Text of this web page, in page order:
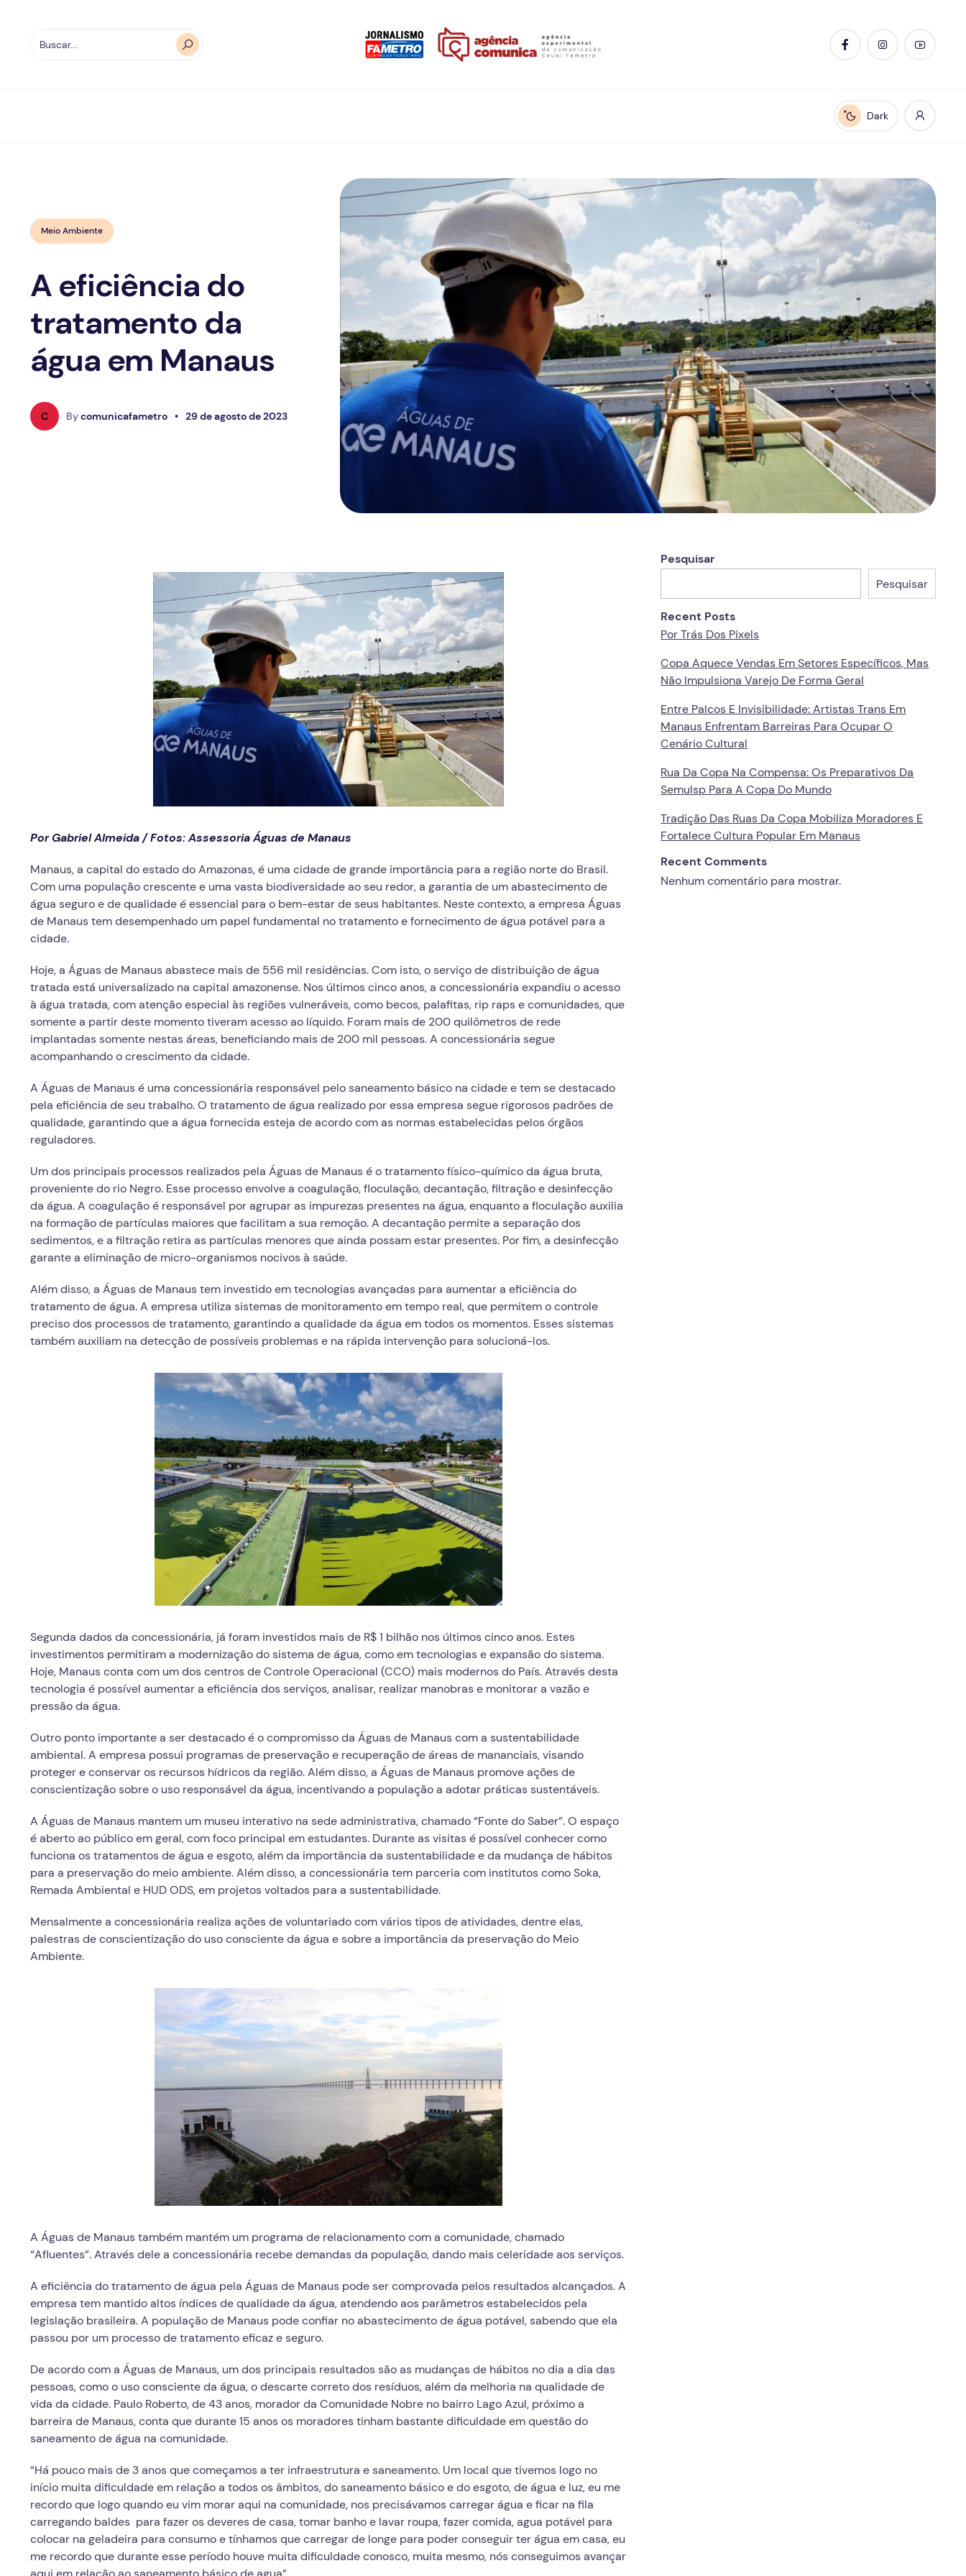
Enable dark mode
Dark
Meio Ambiente
A eficiência do
tratamento da
água em Manaus
C Bycomunicafametro • 29 de agosto de 2023
Por Gabriel Almeida /Fotos: Assessoria Águas de Manaus
Manaus, a capital do estado do Amazonas, é uma cidade de grande importância para a região norte do Brasil.
Com uma população crescente e uma vasta biodiversidade ao seu redor, a garantia de um abastecimento de
água seguro e de qualidade é essencial para o bem-estar de seus habitantes. Neste contexto, a empresa Águas
de Manaus tem desempenhado um papel fundamental no tratamento e fornecimento de água potável para a
cidade.
Hoje, a Águas de Manaus abastece mais de 556 mil residências. Com isto, o serviço de distribuição de água
tratada está universalizado na capital amazonense. Nos últimos cinco anos, a concessionária expandiu o acesso
à água tratada, com atenção especial às regiões vulneráveis, como becos, palafitas, rip raps e comunidades, que
somente a partir deste momento tiveram acesso ao líquido. Foram mais de 200 quilômetros de rede
implantadas somente nestas áreas, beneficiando mais de 200 mil pessoas. A concessionária segue
acompanhando o crescimento da cidade.
A Águas de Manaus é uma concessionária responsável pelo saneamento básico na cidade e tem se destacado
pela eficiência de seu trabalho. O tratamento de água realizado por essa empresa segue rigorosos padrões de
qualidade, garantindo que a água fornecida esteja de acordo com as normas estabelecidas pelos órgãos
reguladores.
Um dos principais processos realizados pela Águas de Manaus é o tratamento físico-químico da água bruta,
proveniente do rio Negro. Esse processo envolve a coagulação, floculação, decantação, filtração e desinfecção
da água. A coagulação é responsável por agrupar as impurezas presentes na água, enquanto a floculação auxilia
na formação de partículas maiores que facilitam a sua remoção. A decantação permite a separação dos
sedimentos, e a filtração retira as partículas menores que ainda possam estar presentes. Por fim, a desinfecção
garante a eliminação de micro-organismos nocivos à saúde.
Além disso, a Águas de Manaus tem investido em tecnologias avançadas para aumentar a eficiência do
tratamento de água. A empresa utiliza sistemas de monitoramento em tempo real, que permitem o controle
preciso dos processos de tratamento, garantindo a qualidade da água em todos os momentos. Esses sistemas
também auxiliam na detecção de possíveis problemas e na rápida intervenção para solucioná-los.
Segunda dados da concessionária, já foram investidos mais de R$ 1 bilhão nos últimos cinco anos. Estes
investimentos permitiram a modernização do sistema de água, como em tecnologias e expansão do sistema.
Hoje, Manaus conta com um dos centros de Controle Operacional (CCO) mais modernos do País. Através desta
tecnologia é possível aumentar a eficiência dos serviços, analisar, realizar manobras e monitorar a vazão e
pressão da água.
Outro ponto importante a ser destacado é o compromisso da Águas de Manaus com a sustentabilidade
ambiental. A empresa possui programas de preservação e recuperação de áreas de mananciais, visando
proteger e conservar os recursos hídricos da região. Além disso, a Águas de Manaus promove ações de
conscientização sobre o uso responsável da água, incentivando a população a adotar práticas sustentáveis.
A Águas de Manaus mantem um museu interativo na sede administrativa, chamado “Fonte do Saber”. O espaço
é aberto ao público em geral, com foco principal em estudantes. Durante as visitas é possível conhecer como
funciona os tratamentos de água e esgoto, além da importância da sustentabilidade e da mudança de hábitos
para a preservação do meio ambiente. Além disso, a concessionária tem parceria com institutos como Soka,
Remada Ambiental e HUD ODS, em projetos voltados para a sustentabilidade.
Mensalmente a concessionária realiza ações de voluntariado com vários tipos de atividades, dentre elas,
palestras de conscientização do uso consciente da água e sobre a importância da preservação do Meio
Ambiente.
A Águas de Manaus também mantém um programa de relacionamento com a comunidade, chamado
“Afluentes”. Através dele a concessionária recebe demandas da população, dando mais celeridade aos serviços.
A eficiência do tratamento de água pela Águas de Manaus pode ser comprovada pelos resultados alcançados. A
empresa tem mantido altos índices de qualidade da água, atendendo aos parâmetros estabelecidos pela
legislação brasileira. A população de Manaus pode confiar no abastecimento de água potável, sabendo que ela
passou por um processo de tratamento eficaz e seguro.
De acordo com a Águas de Manaus, um dos principais resultados são as mudanças de hábitos no dia a dia das
pessoas, como o uso consciente da água, o descarte correto dos resíduos, além da melhoria na qualidade de
vida da cidade. Paulo Roberto, de 43 anos, morador da Comunidade Nobre no bairro Lago Azul, próximo a
barreira de Manaus, conta que durante 15 anos os moradores tinham bastante dificuldade em questão do
saneamento de água na comunidade.
“Há pouco mais de 3 anos que começamos a ter infraestrutura e saneamento. Um local que tivemos logo no
início muita dificuldade em relação a todos os âmbitos, do saneamento básico e do esgoto, de água e luz, eu me
recordo que logo quando eu vim morar aqui na comunidade, nos precisávamos carregar água e ficar na fila
carregando baldes para fazer os deveres de casa, tomar banho e lavar roupa, fazer comida, agua potável para
colocar na geladeira para consumo e tínhamos que carregar de longe para poder conseguir ter água em casa, eu
me recordo que durante esse período houve muita dificuldade conosco, muita mesmo, nós conseguimos avançar
Pesquisar
Pesquisar
Recent Posts
Por Trás Dos Pixels
Copa Aquece Vendas Em Setores Específicos, Mas
Não Impulsiona Varejo De Forma Geral
Entre Palcos E Invisibilidade: Artistas Trans Em
Manaus Enfrentam Barreiras Para Ocupar O
Cenário Cultural
Rua Da Copa Na Compensa: Os Preparativos Da
Semulsp Para A Copa Do Mundo
Tradição Das Ruas Da Copa Mobiliza Moradores E
Fortalece Cultura Popular Em Manaus
Recent Comments
Nenhum comentário para mostrar.